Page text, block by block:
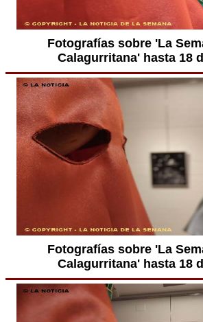
Fotografías sobre 'La
Calagurritana' hasta 18
Fotografías sobre 'La
Calagurritana' hasta 18